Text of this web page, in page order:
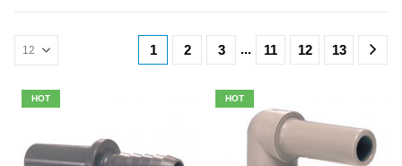
HOT HOT
1 2 3 ... 11 12 13